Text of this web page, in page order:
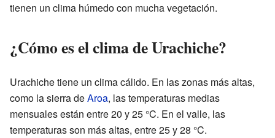
tienen un clima húmedo con mucha vegetación.
¿Cómo es el clima de Urachiche?
Urachiche tiene un clima cálido. En las zonas más altas,
como la sierra deAroa, las temperaturas medias
mensuales están entre 20 y 25 °C. En el valle, las
temperaturas son más altas, entre 25 y 28 °C.